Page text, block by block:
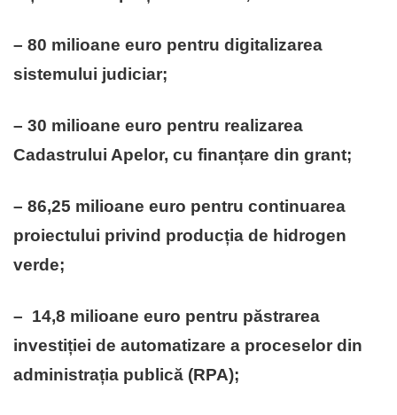
– 80 milioane euro pentru digitalizarea
sistemului judiciar;
– 30 milioane euro pentru realizarea
Cadastrului Apelor, cu finanțare din grant;
– 86,25 milioane euro pentru continuarea
proiectului privind producția de hidrogen
verde;
– 14,8 milioane euro pentru păstrarea
investiției de automatizare a proceselor din
administrația publică (RPA);